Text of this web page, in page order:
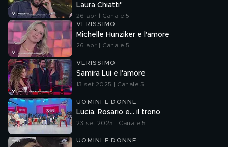
Laura Chiatti"
26 apr | Canale 5
VERISSIMO
Michelle Hunziker e l'amore
26 apr | Canale 5
VERISSIMO
Samira Lui e l'amore
13 set 2025 | Canale 5
UOMINI E DONNE
Lucia, Rosario e... il trono
23 set 2025 | Canale 5
UOMINI E DONNE